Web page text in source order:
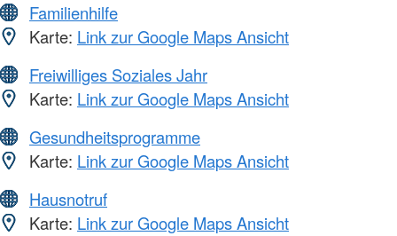
Familienhilfe
Karte: Link zur Google Maps Ansicht
Freiwilliges Soziales Jahr
Karte: Link zur Google Maps Ansicht
Gesundheitsprogramme
Karte: Link zur Google Maps Ansicht
Hausnotruf
Karte: Link zur Google Maps Ansicht